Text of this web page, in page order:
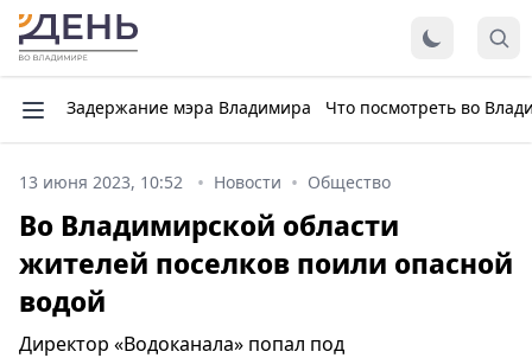
Задержание мэра Владимира Что посмотреть во
13 июня 2023, 10:52 Новости Общество
Во Владимирской области
жителей поселков поили опасной
водой
Директор «Водоканала» попал под